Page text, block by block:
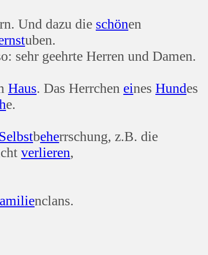
Und dazu die schönen
uben.
sehr geehrte Herren und Damen.
Haus. Das Herrchen eines Hundes
e.
beherrschung, z.B. die
verlieren,
nclans.